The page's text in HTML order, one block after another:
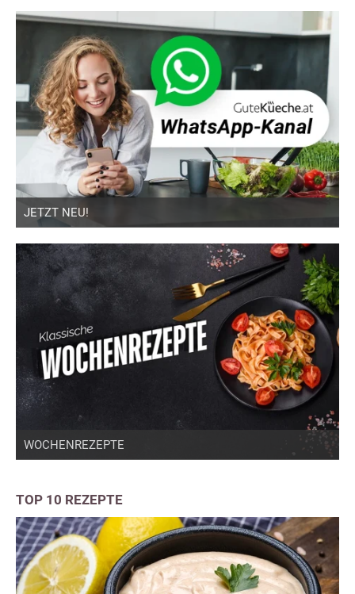
JETZT NEU!
WOCHENREZEPTE
TOP 10 REZEPTE